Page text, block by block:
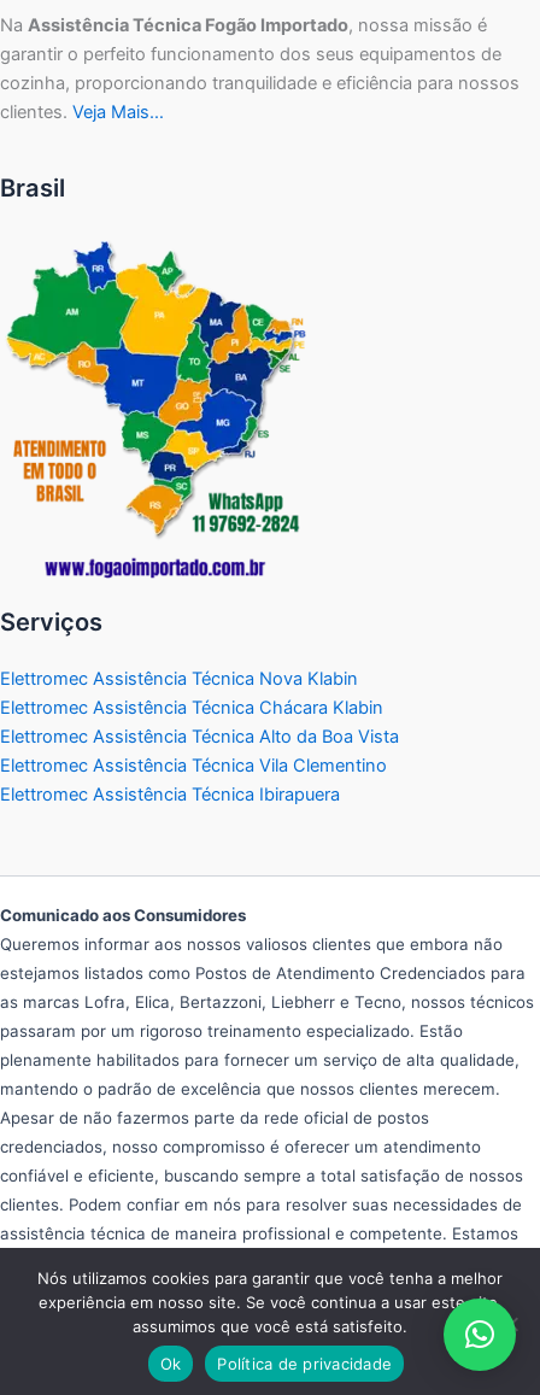
Na Assistência Técnica Fogão Importado, nossa missão é
garantir o perfeito funcionamento dos seus equipamentos de
cozinha, proporcionando tranquilidade e eficiência para nossos
clientes. Veja Mais…
Brasil
Serviços
Elettromec Assistência Técnica Nova Klabin
Elettromec Assistência Técnica Chácara Klabin
Elettromec Assistência Técnica Alto da Boa Vista
Elettromec Assistência Técnica Vila Clementino
Elettromec Assistência Técnica Ibirapuera
Comunicado aos Consumidores
Queremos informar aos nossos valiosos clientes que embora não
estejamos listados como Postos de Atendimento Credenciados para
as marcas Lofra, Elica, Bertazzoni, Liebherr e Tecno, nossos técnicos
passaram por um rigoroso treinamento especializado. Estão
plenamente habilitados para fornecer um serviço de alta qualidade,
mantendo o padrão de excelência que nossos clientes merecem.
Apesar de não fazermos parte da rede oficial de postos
credenciados, nosso compromisso é oferecer um atendimento
confiável e eficiente, buscando sempre a total satisfação de nossos
clientes. Podem confiar em nós para resolver suas necessidades de
assistência técnica de maneira profissional e competente. Estamos
forma possível, proporcionando tranquilidade e eficiência em seu dia
Copyright © 2026 Assistência Fogão Importado
Nós utilizamos cookies para garantir que você tenha a melhor
experiência em nosso site. Se você continua a usar este site,
assumimos que você está satisfeito.
Ok
Política de privacidade